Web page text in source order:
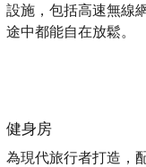
設施，包括高速無線
途中都能自在放鬆。
健身房
為現代旅行者打造，